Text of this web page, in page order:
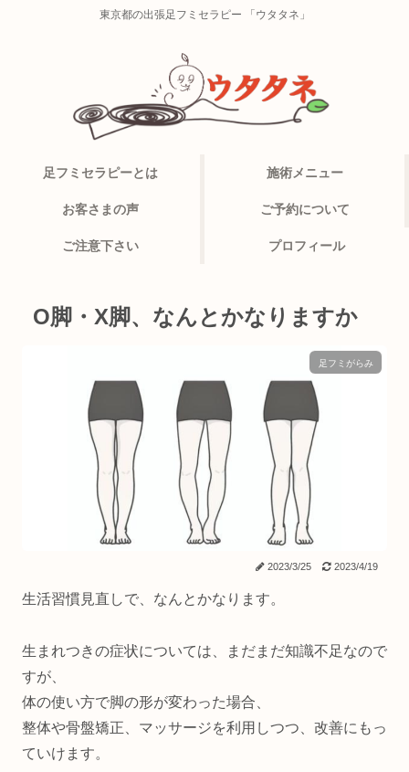
東京都の出張足フミセラピー 「ウタタネ」
足フミセラピーとは 施術メニュー
お客さまの声 ご予約について
ご注意下さい プロフィール
O脚・X脚、なんとかなりますか
足フミがらみ
2023/3/25 2023/4/19
生活習慣見直しで、なんとかなります。
生まれつきの症状については、まだまだ知識不足なので
すが、
体の使い方で脚の形が変わった場合、
整体や骨盤矯正、マッサージを利用しつつ、改善にもっ
ていけます。